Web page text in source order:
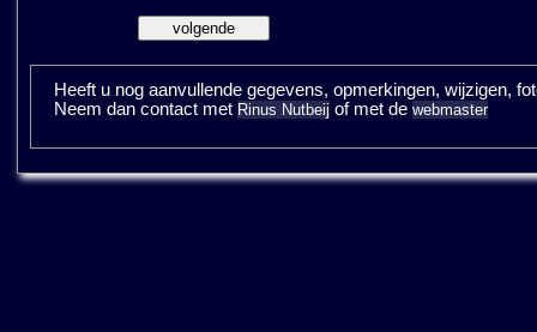
Heeft u nog aanvullende gegevens, opmerkingen, wijzigen,
Neem dan contact met Rinus Nutbeij of met de webmaster